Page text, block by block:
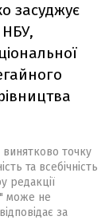
засуджує
НБУ,
точку
та всебічність
редакції
може не
за